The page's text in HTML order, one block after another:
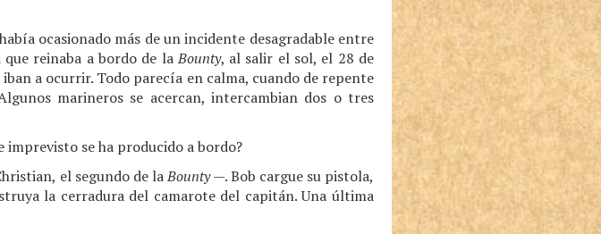
ocasionado más de un incidente desagradable entre
que reinaba a bordo de laBounty, al salir el sol, el 28 de
a ocurrir. Todo parecía en calma, cuando de repente
marineros se acercan, intercambian dos o tres
imprevisto se ha producido a bordo?
el segundo de laBounty—. Bob cargue su pistola,
la cerradura del camarote del capitán. Una última